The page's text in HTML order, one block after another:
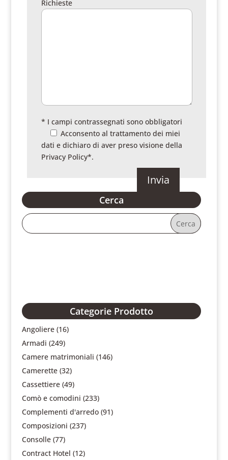
Richieste
* I campi contrassegnati sono obbligatori
Acconsento al trattamento dei miei
dati e dichiaro di aver preso visione della
Privacy Policy*.
Cerca
Categorie Prodotto
Angoliere (16)
Armadi (249)
Camere matrimoniali (146)
Camerette (32)
Cassettiere (49)
Comò e comodini (233)
Complementi d'arredo (91)
Composizioni (237)
Consolle (77)
Contract Hotel (12)